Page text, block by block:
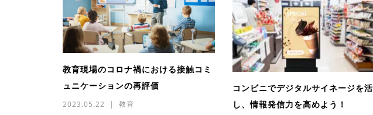
教育現場のコロナ禍における接触コミ
ュニケーションの再評価
2023.05.22 教育
コンビニでデジタルサイネージを
し、情報発信力を高めよう！